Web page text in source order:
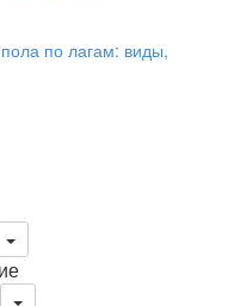
по лагам: виды,